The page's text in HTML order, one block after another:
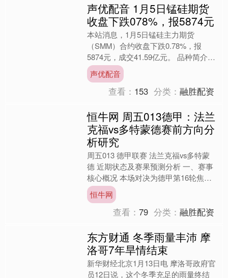
声优配音 1月5日锰硅期货
收盘下跌078%，报5874元
本站消息，1月5日锰硅主力期货
（SMM）合约收盘下跌0.78%，报
5874元，成交41.59亿元。 品种简介：
锰硅期货是在期货交易所上市交易的以
锰硅合金为标的的....
声优配音
查看： 153 分类：融胜配资
恒牛网 周五013德甲：法兰
克福vs多特蒙德赛前方向分
析研究
周五013 德甲联赛 法兰克福vs多特蒙
德 近期状态及赛果预测分析 一、赛事
核心概况 本场对决为德甲第16轮焦点
战，上演“欧冠资格冲刺者vs争冠热
门”的关键较量....
恒牛网
查看：79 分类：融胜配资
东方财通 冬季雨量丰沛 摩
洛哥7年旱情结束
新华财经北京1月13日电 摩洛哥政府官
员12日说，这个冬季充足的雨量终结